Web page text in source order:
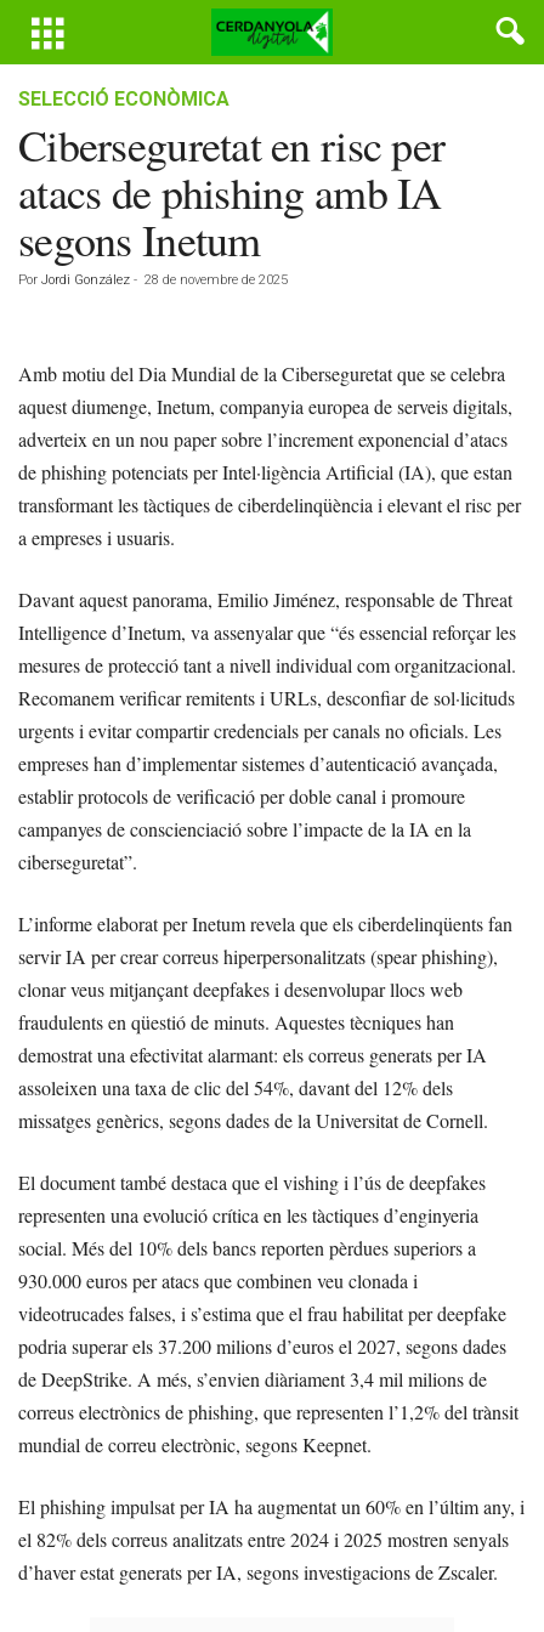
SELECCIÓ ECONÒMICA
Ciberseguretat en risc per
atacs de phishing amb IA
segons Inetum
Por Jordi González - 28 de novembre de 2025
Amb motiu del Dia Mundial de la Ciberseguretat que se celebra
aquest diumenge, Inetum, companyia europea de serveis digitals,
adverteix en un nou paper sobre l’increment exponencial d’atacs
de phishing potenciats per Intel·ligència Artificial (IA), que estan
transformant les tàctiques de ciberdelinqüència i elevant el risc per
a empreses i usuaris.
Davant aquest panorama, Emilio Jiménez, responsable de Threat
Intelligence d’Inetum, va assenyalar que “és essencial reforçar les
mesures de protecció tant a nivell individual com organitzacional.
Recomanem verificar remitents i URLs, desconfiar de sol·licituds
urgents i evitar compartir credencials per canals no oficials. Les
empreses han d’implementar sistemes d’autenticació avançada,
establir protocols de verificació per doble canal i promoure
campanyes de conscienciació sobre l’impacte de la IA en la
ciberseguretat”.
L’informe elaborat per Inetum revela que els ciberdelinqüents fan
servir IA per crear correus hiperpersonalitzats (spear phishing),
clonar veus mitjançant deepfakes i desenvolupar llocs web
fraudulents en qüestió de minuts. Aquestes tècniques han
demostrat una efectivitat alarmant: els correus generats per IA
assoleixen una taxa de clic del 54%, davant del 12% dels
missatges genèrics, segons dades de la Universitat de Cornell.
El document també destaca que el vishing i l’ús de deepfakes
representen una evolució crítica en les tàctiques d’enginyeria
social. Més del 10% dels bancs reporten pèrdues superiors a
930.000 euros per atacs que combinen veu clonada i
videotrucades falses, i s’estima que el frau habilitat per deepfake
podria superar els 37.200 milions d’euros el 2027, segons dades
de DeepStrike. A més, s’envien diàriament 3,4 mil milions de
correus electrònics de phishing, que representen l’1,2% del trànsit
mundial de correu electrònic, segons Keepnet.
El phishing impulsat per IA ha augmentat un 60% en l’últim any, i
el 82% dels correus analitzats entre 2024 i 2025 mostren senyals
d’haver estat generats per IA, segons investigacions de Zscaler.